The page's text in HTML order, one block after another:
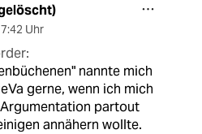
Uhr
nannte mich
gerne, wenn ich mich
partout
annähern wollte.